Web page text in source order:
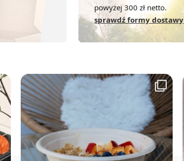
powyżej 300 zł netto.
sprawdź formy dostawy